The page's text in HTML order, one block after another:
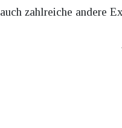
auch zahlreiche andere